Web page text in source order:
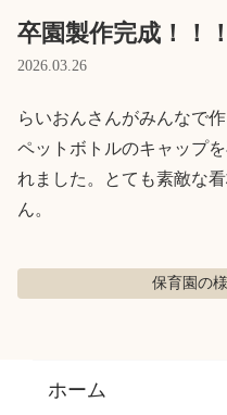
卒園製作完成！！！
2026.03.26
らいおんさんがみんなで
ペットボトルのキャップ
れました。とても素敵な
ん。
保育園の
ホーム